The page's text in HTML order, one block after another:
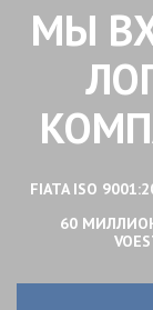
МЫ
FIATA ISO
60